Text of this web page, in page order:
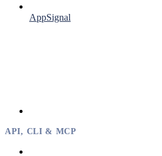
AppSignal
API, CLI & MCP